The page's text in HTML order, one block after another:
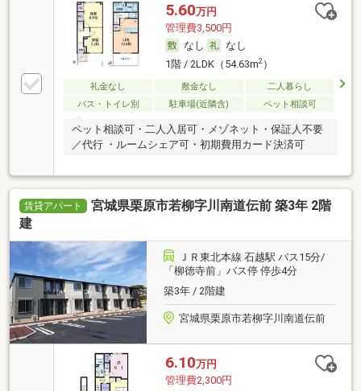
5.60万円
管理費3,500円
なし
なし
1階 / 2LDK（54.63m2）
礼金なし 敷金なし
二人暮らし
バス・トイレ別
駐車場(近隣含) ペット相談可
ペット相談可・二人入居可・メゾネット・保証人不要
／代行 ・ルームシェア可・初期費用カード決済可
賃貸アパート
宮城県栗原市若柳字川南道伝前 築3年 2階
建
ＪＲ東北本線 石越駅 バス15分/
「柳徳寺前」バス停 停歩4分
築3年 / 2階建
宮城県栗原市若柳字川南道伝前
6.10万円
管理費2,300円